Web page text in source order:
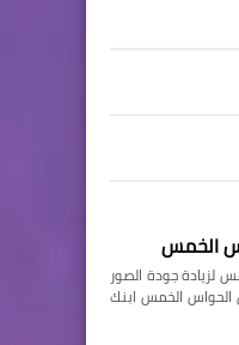
الخمس
لزيادة جودة الصور
الخمس ابنك